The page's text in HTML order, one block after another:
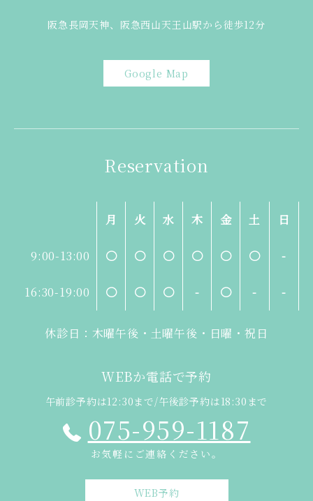
阪急長岡天神、阪急西山天王山駅から徒歩12分
Google Map
Reservation
月 火 水 木 金 土 日
9:00-13:00 〇 〇 〇 〇 〇 〇 -
16:30-19:00 〇 〇 〇 - 〇 - -
休診日：木曜午後・土曜午後・日曜・祝日
WEBか電話で予約
午前診予約は12:30まで/午後診予約は18:30まで
075-959-1187
お気軽にご連絡ください。
WEB予約